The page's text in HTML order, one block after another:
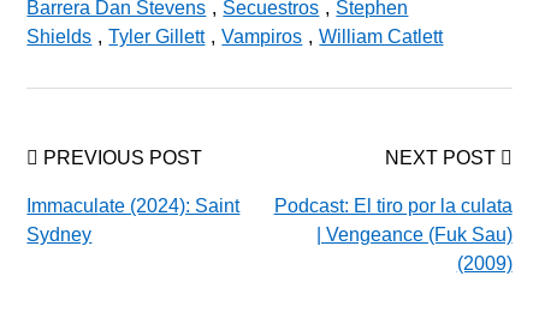
Barrera Dan Stevens , Secuestros , Stephen
Shields , Tyler Gillett , Vampiros , William Catlett
PREVIOUS POST
Immaculate (2024): Saint
Sydney
NEXT POST
Podcast: El tiro por la culata
| Vengeance (Fuk Sau)
(2009)